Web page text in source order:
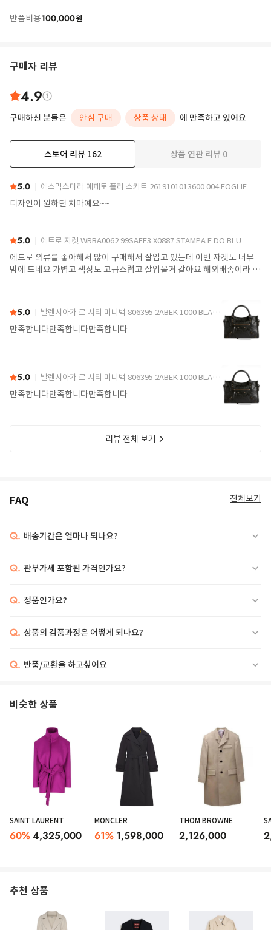
반품비용100,000원
구매자 리뷰
4.9
구매하신 분들은 안심 구매 상품 상태 에 만족하고 있어요
스토어 리뷰 162 상품 연관 리뷰 0
5.0 에스막스마라 에페토 폴리 스커트 2619101013600 004 FOGLIE
디자인이 원하던 치마예요~~
5.0 에트로 자켓 WRBA0062 99SAEE3 X0887 STAMPA F DO BLU
에트로 의류를 좋아해서 많이 구매해서 잘입고 있는데 이번 자켓도 너무
맘에 드네요 가볍고 색상도 고급스럽고 잘입을거 같아요 해외배송이라 기
5.0 발렌시아가 르 시티 미니백 806395 2ABEK 1000 BLACK
만족합니다만족합니다만족합니다
5.0 발렌시아가 르 시티 미니백 806395 2ABEK 1000 BLACK
만족합니다만족합니다만족합니다
리뷰 전체 보기
FAQ 전체보기
Q. 배송기간은 얼마나 되나요?
Q. 관부가세 포함된 가격인가요?
Q. 정품인가요?
Q. 상품의 검품과정은 어떻게 되나요?
Q. 반품/교환을 하고싶어요
비슷한 상품
SAINT LAURENT
60%4,325,000
MONCLER
61% 1,598,000
THOM BROWNE
2,126,000
추천 상품